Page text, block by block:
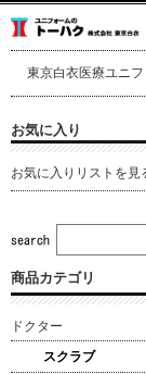
東京白衣医療ユニ
お気に入り
お気に入りリストを見
商品カテゴリ
ドクター
スクラブ